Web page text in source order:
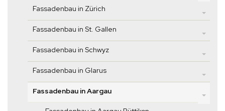
Fassadenbau in Zürich
Fassadenbau in St. Gallen
Fassadenbau in Schwyz
Fassadenbau in Glarus
Fassadenbau in Aargau